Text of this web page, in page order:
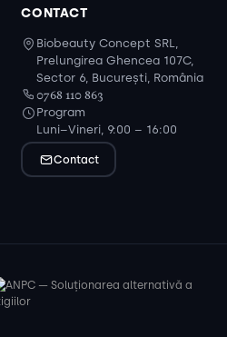
CONTACT
Biobeauty Concept SRL,
Prelungirea Ghencea 107C,
Sector 6, București, România
0768 110 863
Program
Luni–Vineri, 9:00 – 16:00
Contact